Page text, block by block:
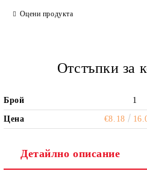
Оцени продукта
Отстъпки за
Брой 1
Цена €8.18
Детайлно описание